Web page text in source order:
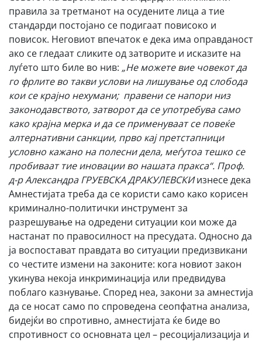
правила за третманот на осудените лица а тие
стандарди постојано се подигаат повисоко и
повисок. Неговиот впечаток е дека има оправданост
ако се гледаат сликите од затворите и исказите на
луѓето што биле во нив: „Не можете вие човекот да
го фрлите во такви услови на лишување од слобода
кои се крајно нехумани; правени се напори низ
законодавството, затворот да се употребува само
како крајна мерка и да се применуваат се повеќе
алтернативни санкции, прво кај претстапници
условно кажано на полесни дела, меѓутоа тешко се
пробиваат тие иновации во нашата пракса“. Проф.
д-р Александра ГРУЕВСКА ДРАКУЛЕВСКИизнесе дека
Амнестијата треба да се користи само како корисен
криминално-политички инструмент за
разрешување на одредени ситуации кои може да
настанат по правосилност на пресудата. Односно да
ја воспостават правдата во ситуации предизвикани
со честите измени на законите: кога новиот закон
укинува некоја инкриминација или предвидува
поблаго казнување. Според неа, закони за амнестија
да се носат само по спроведена сеопфатна анализа,
бидејќи во спротивно, амнестијата ќе биде во
спротивност со основната цел – ресоцијализација и